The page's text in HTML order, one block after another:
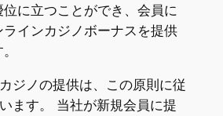
に立つことができ、会員に
インカジノボーナスを提供
ジノの提供は、この原則に従
ます。 当社が新規会員に提